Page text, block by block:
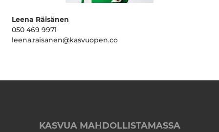
Leena Räisänen
050 469 9971
leena.raisanen@kasvuopen.co
KASVUA MAHDOLLISTAMASSA